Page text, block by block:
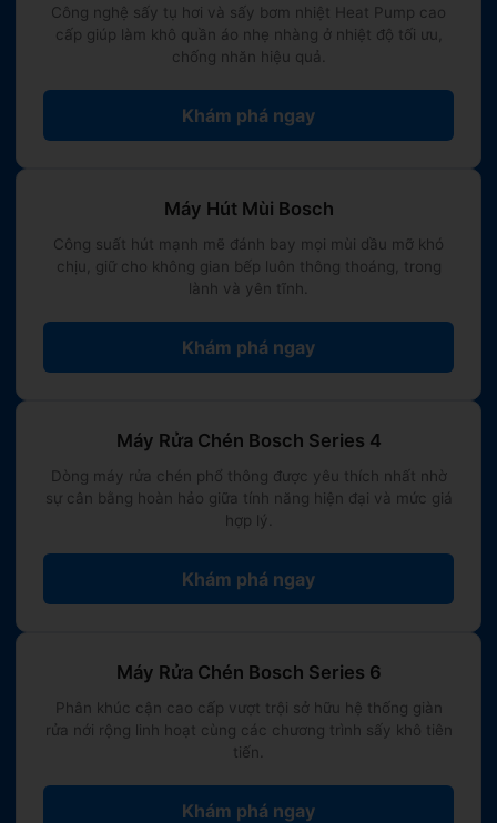
Công nghệ sấy tụ hơi và sấy bơm nhiệt Heat Pump cao
cấp giúp làm khô quần áo nhẹ nhàng ở nhiệt độ tối ưu,
chống nhăn hiệu quả.
Khám phá ngay
Máy Hút Mùi Bosch
Công suất hút mạnh mẽ đánh bay mọi mùi dầu mỡ khó
chịu, giữ cho không gian bếp luôn thông thoáng, trong
lành và yên tĩnh.
Khám phá ngay
Máy Rửa Chén Bosch Series 4
Dòng máy rửa chén phổ thông được yêu thích nhất nhờ
sự cân bằng hoàn hảo giữa tính năng hiện đại và mức giá
hợp lý.
Khám phá ngay
Máy Rửa Chén Bosch Series 6
Phân khúc cận cao cấp vượt trội sở hữu hệ thống giàn
rửa nới rộng linh hoạt cùng các chương trình sấy khô tiên
tiến.
Khám phá ngay